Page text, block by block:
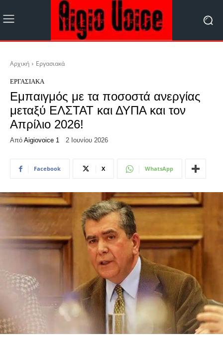
Αρχική Εργασιακά
ΕΡΓΑΣΙΑΚΆ
Εμπαιγμός με τα ποσοστά ανεργίας
μεταξύ ΕΛΣΤΑΤ και ΔΥΠΑ και τον
Απρίλιο 2026!
Από Aigiovoice 1 2 Ιουνίου 2026
Facebook X WhatsApp